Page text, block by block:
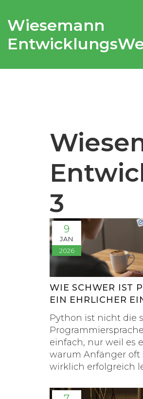
Wiesemann
3
9
JAN
2026
WIE SCHWER IST
EIN EHRLICHER
Python ist nicht die
einfach, nur weil es
warum Anfänger oft
wirklich erfolgreich